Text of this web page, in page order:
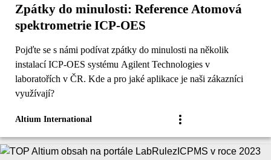
Zpátky do minulosti: Reference Atomová
spektrometrie ICP-OES
Pojďte se s námi podívat zpátky do minulosti na několik
instalací ICP-OES systému Agilent Technologies v
laboratořích v ČR. Kde a pro jaké aplikace je naši zákazníci
využívají?
Altium International